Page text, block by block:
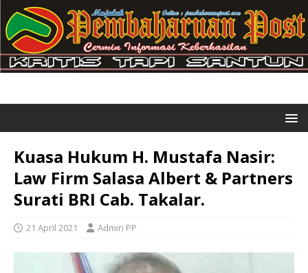
Kuasa Hukum H. Mustafa Nasir:
Law Firm Salasa Albert & Partners
Surati BRI Cab. Takalar.
21 April 2021 Admin PP